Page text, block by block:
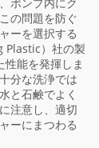
の問題を防ぐ
ーを選択する
Plastic）社の製
能を発揮しま
分な洗浄では
と石鹸でよく
注意し、適切
ーにまつわる